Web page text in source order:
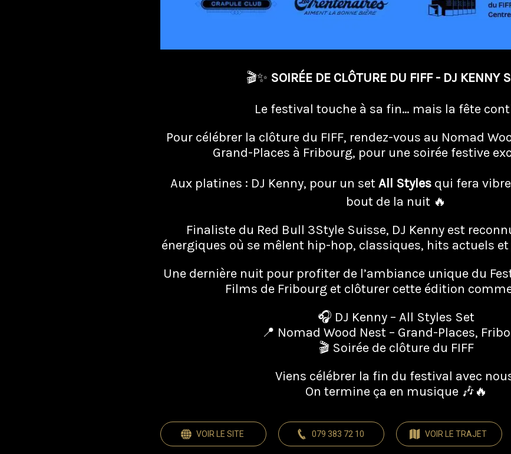
🎬✨ SOIRÉE DE CLÔTURE DU FIFF - DJ KENNY
Le festival touche à sa fin… mais la fête
Pour célébrer la clôture du FIFF, rendez-vous au Nomad
Grand-Places à Fribourg, pour une soirée festive
Aux platines : DJ Kenny, pour un setAll Styles qui fera
bout de la nuit 🔥
Finaliste du Red Bull 3Style Suisse, DJ Kenny est
énergiques où se mêlent hip-hop, classiques, hits actuels
Une dernière nuit pour profiter de l’ambiance unique du
Films de Fribourg et clôturer cette édition
🎧 DJ Kenny – All Styles Set
📍 Nomad Wood Nest – Grand-Places,
🎬 Soirée de clôture du FIFF
Viens célébrer la fin du festival avec
On termine ça en musique 🎶🔥
VOIR LE SITE 079 383 72 10 VOIR LE TRAJET